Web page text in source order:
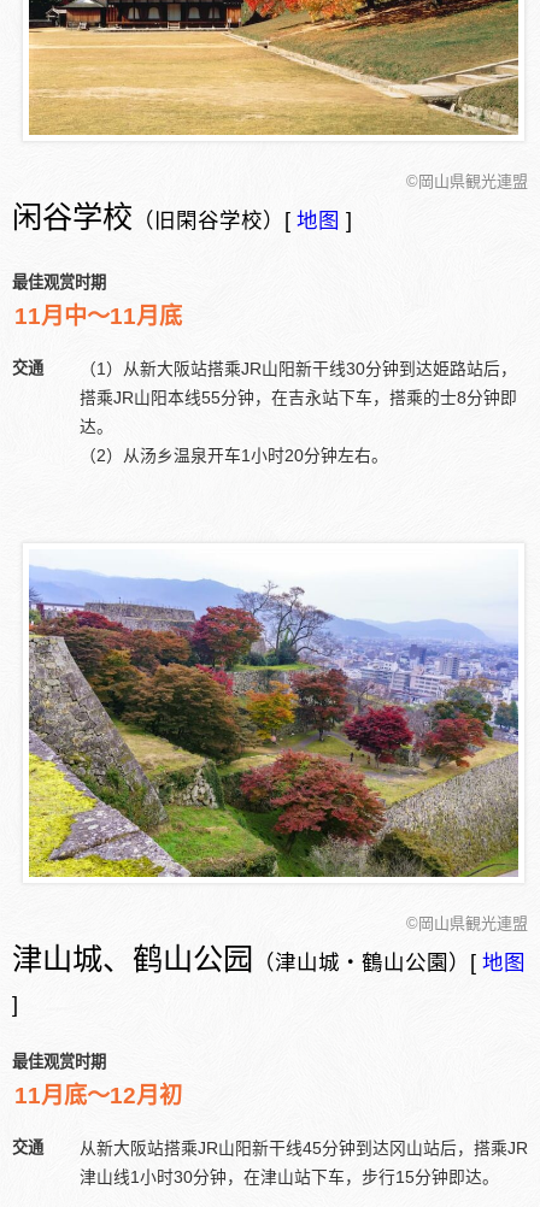
©岡山県観光連盟
闲谷学校 （旧閑谷学校）[ 地图 ]
最佳观赏时期
11月中～11月底
交通
（1）从新大阪站搭乘JR山阳新干线30分钟到达姫路站后，
搭乘JR山阳本线55分钟，在吉永站下车，搭乘的士8分钟即
达。
（2）从汤乡温泉开车1小时20分钟左右。
©岡山県観光連盟
津山城、鹤山公园 （津山城・鶴山公園）[ 地图
]
最佳观赏时期
11月底～12月初
交通
从新大阪站搭乘JR山阳新干线45分钟到达冈山站后，搭乘JR
津山线1小时30分钟，在津山站下车，步行15分钟即达。